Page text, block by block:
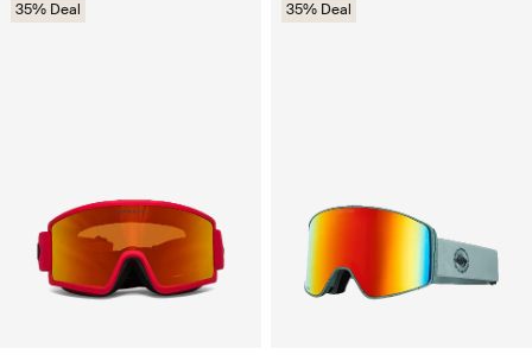
35% Deal 35% Deal